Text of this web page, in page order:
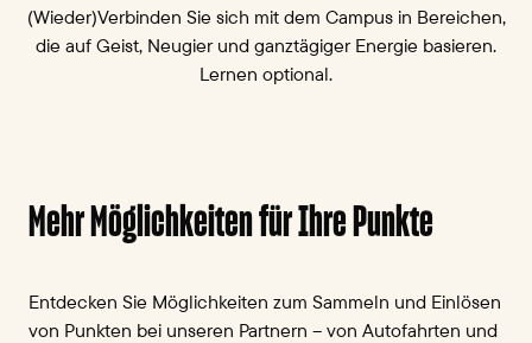
(Wieder)Verbinden Sie sich mit dem Campus in Bereichen,
die auf Geist, Neugier und ganztägiger Energie basieren.
Lernen optional.
Mehr Möglichkeiten für Ihre Punkte
Entdecken Sie Möglichkeiten zum Sammeln und Einlösen
von Punkten bei unseren Partnern – von Autofahrten und